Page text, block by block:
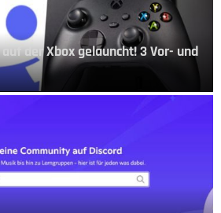
der Xbox gelauncht! 3 Vor- und